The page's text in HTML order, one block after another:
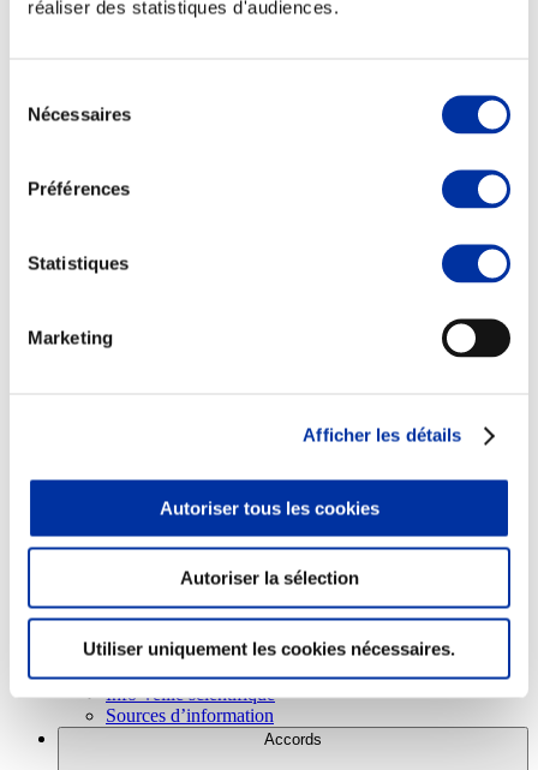
réaliser des statistiques d'audiences.
Nécessaires
Préférences
Statistiques
Marketing
Afficher les détails
Autoriser tous les cookies
Autoriser la sélection
Utiliser uniquement les cookies nécessaires.
Partenaire Climat
Consommation
Viandes et santé
Juste rémunération et attractivité des métiers
Info-veille scientifique
Sources d’information
Accords